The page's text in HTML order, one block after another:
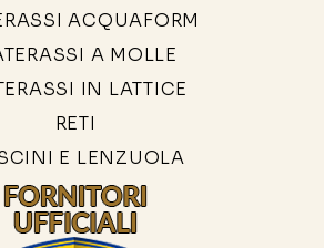
ACQUAFORM
A MOLLE
IN LATTICE
RETI
E LENZUOLA